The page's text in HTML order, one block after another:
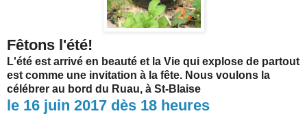
Fêtons l'été!
L'été est arrivé en beauté et la Vie qui explose de partout
est comme une invitation à la fête. Nous voulons la
célébrer au bord du Ruau, à St-Blaise
le 16 juin 2017 dès 18 heures